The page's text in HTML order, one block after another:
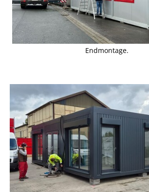
Endmontage.